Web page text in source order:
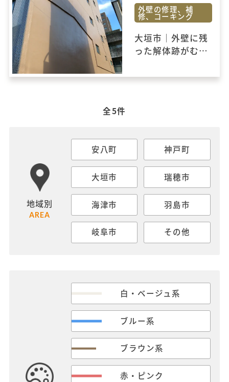
外壁の修理、補
修、コーキング
大垣市｜外壁に残
った解体跡がむき
ため補修工事をし
全5件
地域別
AREA
安八町 神戸町
大垣市 瑞穂市
海津市 羽島市
岐阜市 その他
白・ベージュ系
ブルー系
ブラウン系
赤・ピンク